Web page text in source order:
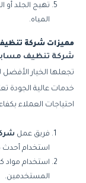
تهيج الجلد أو
المياه.
مميزات شركة
شركة تنظيف
تجعلها الخيار
خدمات عالية الجودة
احتياجات العملاء
فريق عمل
استخدام أحدث
استخدام مواد
المستخدمين.